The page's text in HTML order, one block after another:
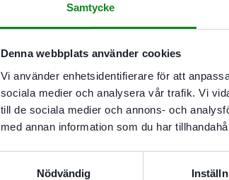
Samtycke
Denna webbplats använder cookies
Vi använder enhetsidentifierare för att
sociala medier och analysera vår trafik. Vi
till de sociala medier och annons- och
med annan information som du har
Nödvändig